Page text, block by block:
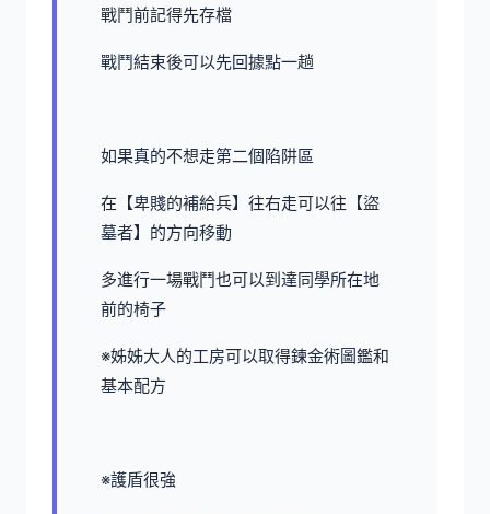
戰鬥前記得先存檔
戰鬥結束後可以先回據點一趟
如果真的不想走第二個陷阱區
在【卑賤的補給兵】往右走可以往【盜
墓者】的方向移動
多進行一場戰鬥也可以到達同學所在地
前的椅子
※姊姊大人的工房可以取得鍊金術圖鑑和
基本配方
※護盾很強